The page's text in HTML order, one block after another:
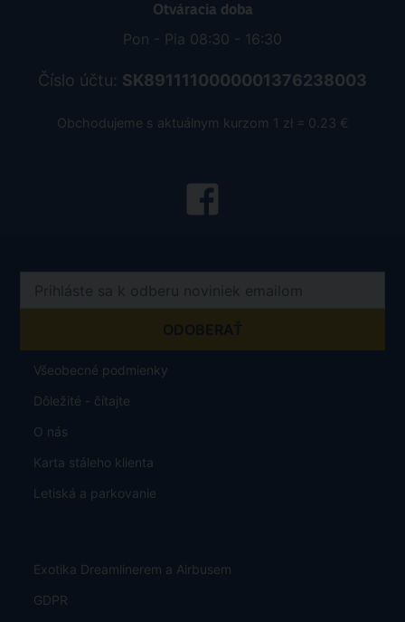
Otváracia doba
Pon - Pia 08:30 - 16:30
Číslo účtu: SK8911110000001376238003
Obchodujeme s aktuálnym kurzom 1 zł = 0.23 €
Všeobecné podmienky
Dôležité - čítajte
O nás
Karta stáleho klienta
Letiská a parkovanie
Exotika Dreamlinerem a Airbusem
GDPR